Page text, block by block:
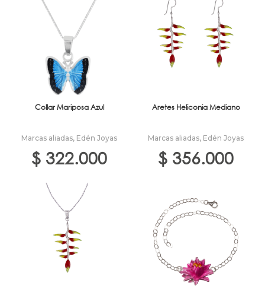
Collar Mariposa Azul
Marcas aliadas, Edén Joyas
$ 322.000
Aretes Heliconia Mediano
Marcas aliadas, Edén Joyas
$ 356.000